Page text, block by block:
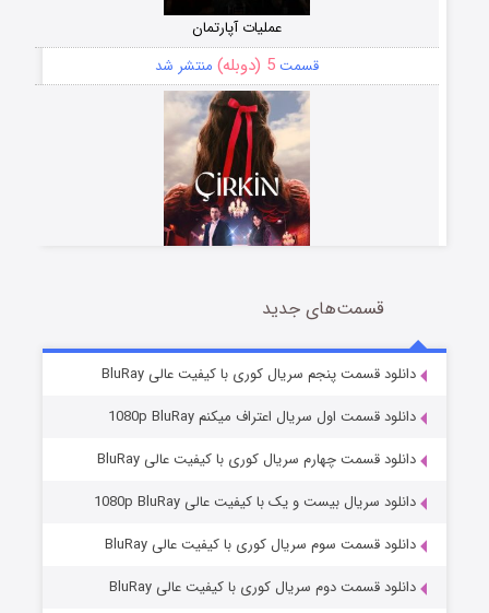
عملیات آپارتمان
قسمت5 (دوبله) منتشر شد
سریال زشت
قسمت2 (زیرنویس) منتشر شد
مردگان متحرک: شهر مرده ۳
قسمت‌های جدید
دانلود قسمت پنجم سریال کوری با کیفیت عالی BluRay
دانلود قسمت اول سریال اعتراف میکنم 1080p BluRay
دانلود قسمت چهارم سریال کوری با کیفیت عالی BluRay
دانلود سریال بیست و یک با کیفیت عالی 1080p BluRay
دانلود قسمت سوم سریال کوری با کیفیت عالی BluRay
دانلود قسمت دوم سریال کوری با کیفیت عالی BluRay